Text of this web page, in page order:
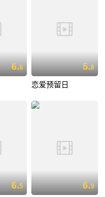
6.6 5.8
恋爱预留日
6.5 6.9